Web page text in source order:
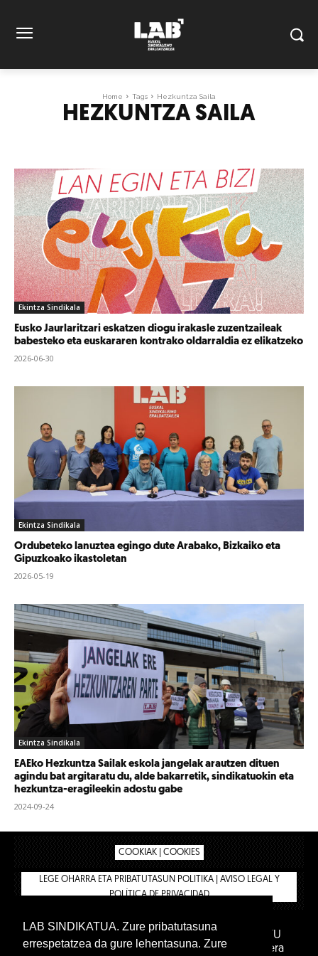
Home Tags Hezkuntza Saila
HEZKUNTZA SAILA
Ekintza Sindikala
Eusko Jaurlaritzari eskatzen diogu irakasle zuzentzaileak
babesteko eta euskararen kontrako oldarraldia ez elikatzeko
2026-06-30
Ekintza Sindikala
Ordubeteko lanuztea egingo dute Arabako, Bizkaiko eta
Gipuzkoako ikastoletan
2026-05-19
Ekintza Sindikala
EAEko Hezkuntza Sailak eskola jangelak arautzen dituen
agindu bat argitaratu du, alde bakarretik, sindikatuokin eta
hezkuntza-eragileekin adostu gabe
2024-09-24
COOKIAK | COOKIES
LEGE OHARRA ETA PRIBATUTASUN POLITIKA | AVISO LEGAL Y
POLÍTICA DE PRIVACIDAD
IPAR HEGOA FUNDAZIOA
AFILIATU
DENDA
BARNE GUNEA 🔑 Euskara Gaztelera
LAB SINDIKATUA. Zure pribatutasuna
errespetatzea da gure lehentasuna. Zure